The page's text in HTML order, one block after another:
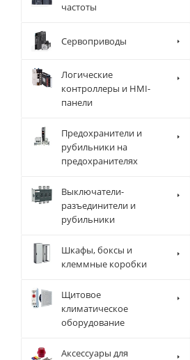
частоты
Сервоприводы
Логические
контроллеры и HMI-
панели
Предохранители и
рубильники на
предохранителях
Выключатели-
разъединители и
рубильники
Шкафы, боксы и
клеммные коробки
Щитовое
климатическое
оборудование
Аксессуары для